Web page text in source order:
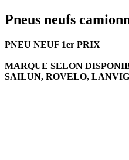
Pneus neufs
PNEU NEUF 1er PRIX
MARQUE SELON
SAILUN, ROVELO,